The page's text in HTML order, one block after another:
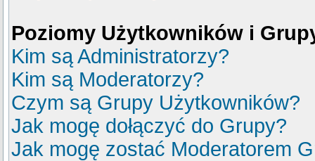
Poziomy Użytkowników i
Kim są Administratorzy?
Kim są Moderatorzy?
Czym są Grupy Użytkowników?
Jak mogę dołączyć do Grupy?
Jak mogę zostać Moderatorem